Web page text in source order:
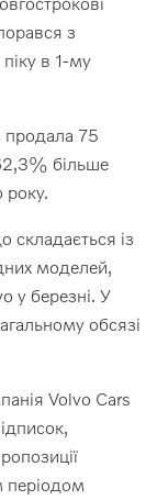
з
в 1-му
продала 75
більше
року.
складається із
моделей,
у березні. У
обсязі
Volvo Cars
періодом